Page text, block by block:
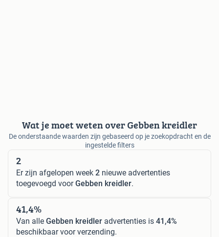
Wat je moet weten over Gebben kreidler
De onderstaande waarden zijn gebaseerd op je zoekopdracht en de
ingestelde filters
2
Er zijn afgelopen week 2 nieuwe advertenties
toegevoegd voorGebben kreidler.
41,4%
Van alle Gebben kreidler advertenties is 41,4%
beschikbaar voor verzending.